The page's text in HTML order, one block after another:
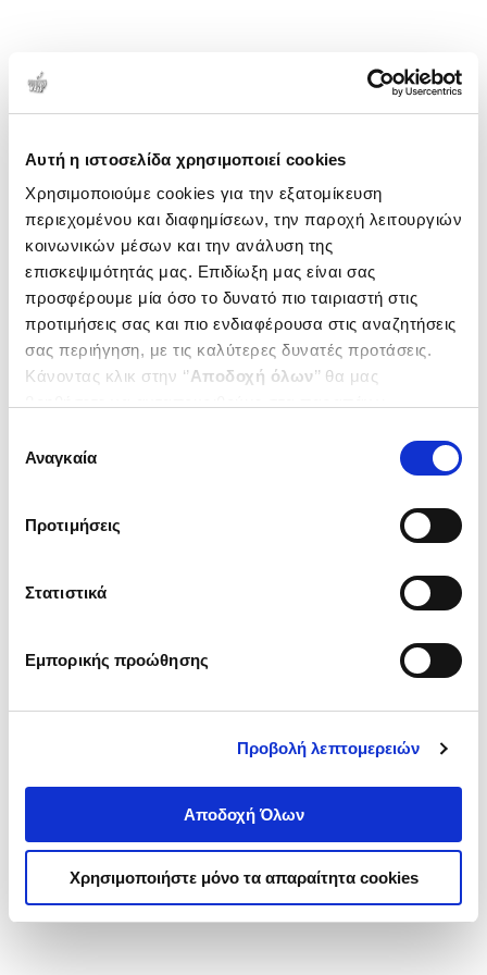
Αυτή η ιστοσελίδα χρησιμοποιεί cookies
Χρησιμοποιούμε cookies για την εξατομίκευση
περιεχομένου και διαφημίσεων, την παροχή λειτουργιών
κοινωνικών μέσων και την ανάλυση της
επισκεψιμότητάς μας. Επιδίωξη μας είναι σας
προσφέρουμε μία όσο το δυνατό πιο ταιριαστή στις
προτιμήσεις σας και πιο ενδιαφέρουσα στις αναζητήσεις
σας περιήγηση, με τις καλύτερες δυνατές προτάσεις.
Κάνοντας κλικ στην ‘’Αποδοχή όλων’’ θα μας
ενδιαφέρουν και να επιλέξετε από τα παρακάτω με την
΄΄και να ενημερωθείτε σχετικά με
συγκατάθεσης
Αναγκαία
Προτιμήσεις
Στατιστικά
Εμπορικής προώθησης
Προβολή λεπτομερειών
Αποδοχή Όλων
Χρησιμοποιήστε μόνο τα απαραίτητα cookies